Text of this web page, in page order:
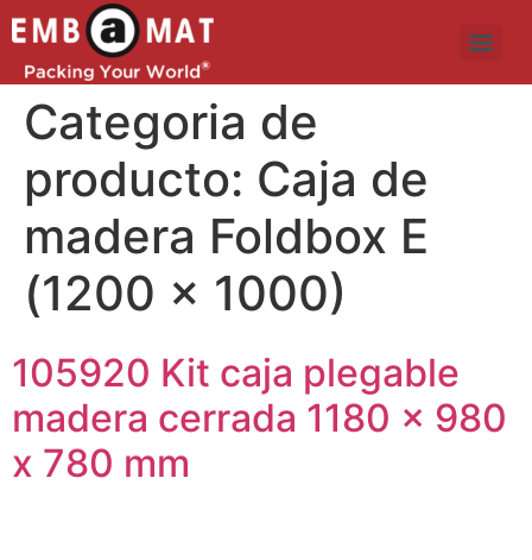
Categoria de
producto: Caja de
madera Foldbox E
(1200 x 1000)
105920 Kit caja plegable
madera cerrada 1180 x 980
x 780 mm